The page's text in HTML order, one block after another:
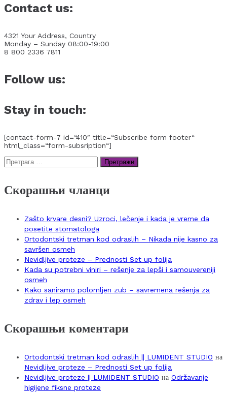
Contact us:
4321 Your Address, Country
Monday – Sunday 08:00-19:00
8 800 2336 7811
Follow us:
Stay in touch:
[contact-form-7 id=“410″ title=“Subscribe form footer“
html_class=“form-subsription“]
Претрага
за:
Скорашњи чланци
Zašto krvare desni? Uzroci, lečenje i kada je vreme da
posetite stomatologa
Ortodontski tretman kod odraslih – Nikada nije kasno za
savršen osmeh
Nevidljive proteze – Prednosti Set up folija
Kada su potrebni viniri – rešenje za lepši i samouvereniji
osmeh
Kako saniramo polomljen zub – savremena rešenja za
zdrav i lep osmeh
Скорашњи коментари
Ortodontski tretman kod odraslih || LUMIDENT STUDIO на
Nevidljive proteze – Prednosti Set up folija
Nevidljive proteze || LUMIDENT STUDIO на Održavanje
higijene fiksne proteze